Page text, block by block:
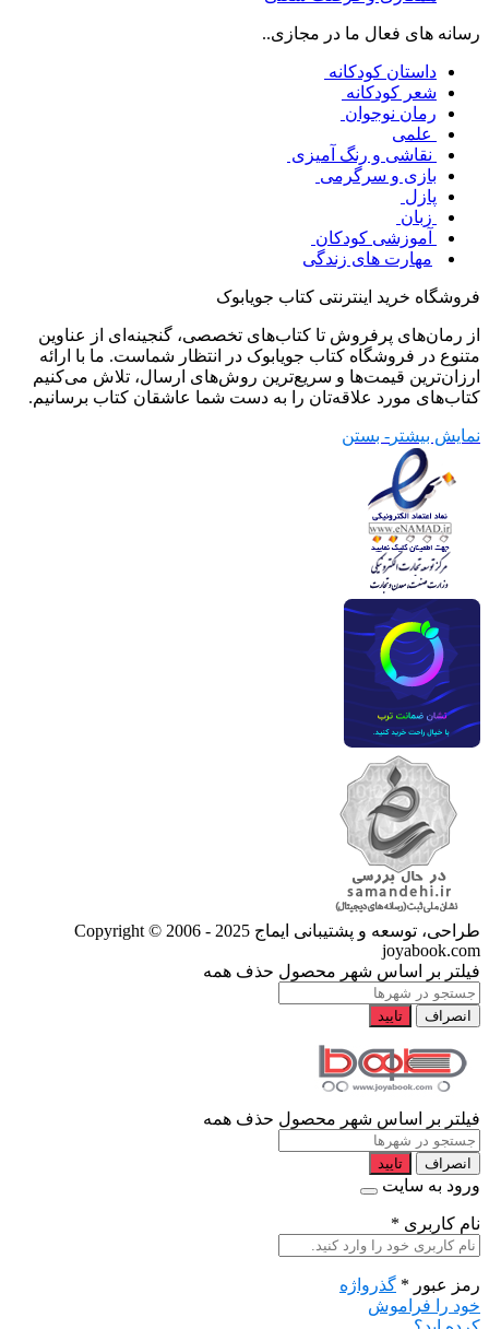
رسانه های فعال ما در مجازی..
داستان کودکانه
شعر کودکانه
رمان نوجوان
علمی
نقاشی و رنگ آمیزی
بازی و سرگرمی
پازل
زبان
آموزشی کودکان
مهارت های زندگی
فروشگاه خرید اینترنتی کتاب جویابوک
از رمان‌های پرفروش تا کتاب‌های تخصصی، گنجینه‌ای از عناوین
متنوع در فروشگاه کتاب جویابوک در انتظار شماست. ما با ارائه
ارزان‌ترین قیمت‌ها و سریع‌ترین روش‌های ارسال، تلاش می‌کنیم
کتاب‌های مورد علاقه‌تان را به دست شما عاشقان کتاب برسانیم.
نمایش بیشتر - بستن
طراحی، توسعه و پشتیبانی ایماج Copyright © 2006 - 2025
joyabook.com
فیلتر بر اساس شهر محصول حذف همه
انصراف تایید
فیلتر بر اساس شهر محصول حذف همه
انصراف تایید
ورود به سایت
نام کاربری *
رمز عبور * گذرواژه
خود را فراموش